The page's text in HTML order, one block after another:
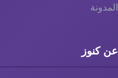
المدونة
عن كنوز